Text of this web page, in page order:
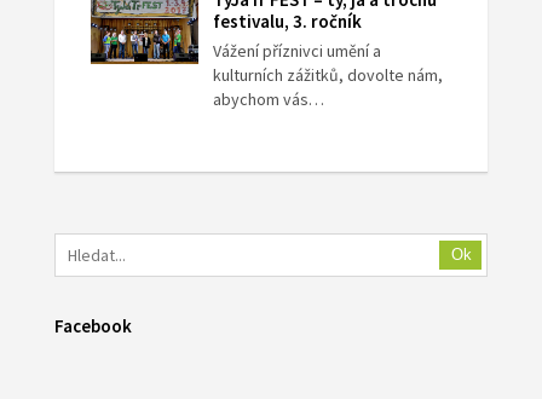
festivalu, 3. ročník
Vážení příznivci umění a
kulturních zážitků, dovolte nám,
abychom vás…
Ok
Facebook